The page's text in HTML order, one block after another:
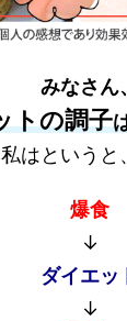
みなさん、
トの調子
私はというと
爆食
↓
ダイエッ
↓